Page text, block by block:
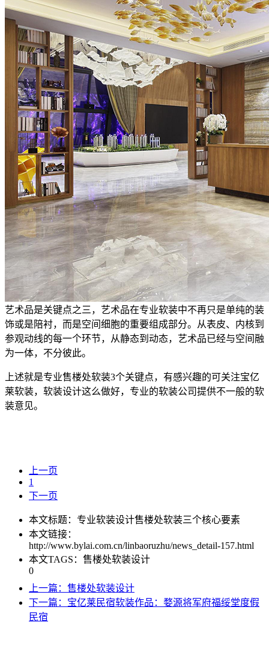
艺术品是关键点之三，艺术品在专业软装中不再只是单纯的装
饰或是陪衬，而是空间细胞的重要组成部分。从表皮、内核到
参观动线的每一个环节，从静态到动态，艺术品已经与空间融
为一体，不分彼此。
上述就是专业售楼处软装3个关键点，有感兴趣的可关注宝亿
莱软装，软装设计这么做好，专业的软装公司提供不一般的软
装意见。
上一页
1
下一页
本文标题：专业软装设计售楼处软装三个核心要素
本文链接：
http://www.bylai.com.cn/linbaoruzhu/news_detail-157.html
本文TAGS：售楼处软装设计
0
上一篇：售楼处软装设计
下一篇：宝亿莱民宿软装作品：婺源将军府福绥堂度假
民宿